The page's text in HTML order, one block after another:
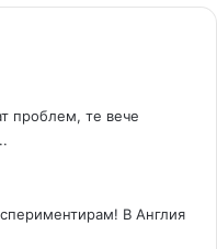
проблем, те вече
В Англия